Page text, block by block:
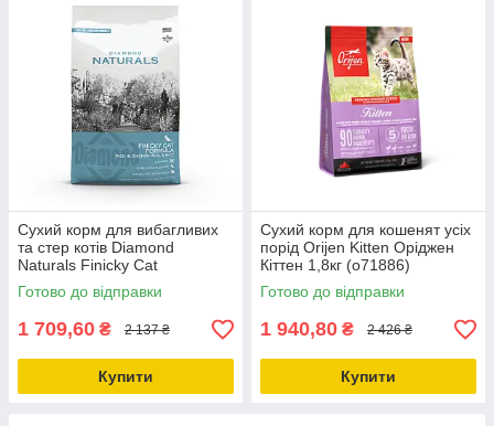
Сухий корм для вибагливих
та стер котів Diamond
Naturals Finicky Cat
Chicken&Rice Курка 7,5кг
(dn10099-HT60)
Готово до відправки
1 709,60 ₴ 2 137 ₴
Купити
Сухий корм для кошенят усіх
порід Orijen Kitten Оріджен
Кіттен 1,8кг (o71886)
Готово до відправки
1 940,80 ₴ 2 426 ₴
Купити